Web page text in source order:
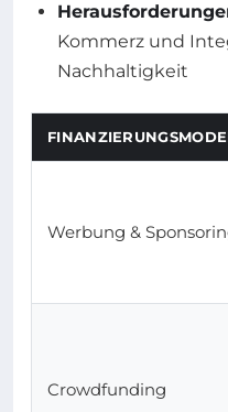
Kommerz und
Nachhaltigkeit
Werbung &
Crowdfunding